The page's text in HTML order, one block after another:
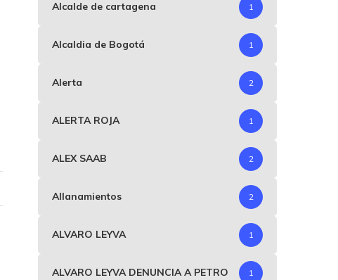
Alcalde de cartagena 1
Alcaldia de Bogotá 1
Alerta 2
ALERTA ROJA 1
ALEX SAAB 2
Allanamientos 2
ALVARO LEYVA 1
ALVARO LEYVA DENUNCIA A PETRO 1